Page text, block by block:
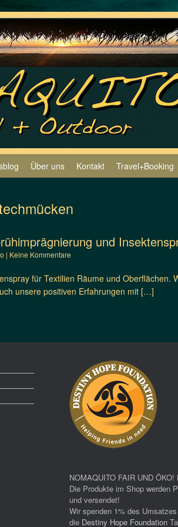
Über uns Kontakt Travel+Booking
und
| Keine Kommentare
für Textilien Räume und
unsere positiven Erfahrungen mit […]
NOMAQUITO FAIR UND ÖKO!
Die Produkte im Shop werden
und versendet!
Wir spenden 1% des
die Destiny Hope Foundation